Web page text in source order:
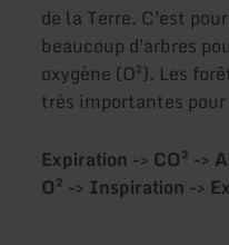
de la Terre. C'est
beaucoup d'arbres
oxygène (O²). Les
très importantes pour
Expiration -> CO² ->
O² -> Inspiration ->